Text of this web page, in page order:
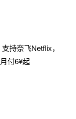
支持奈飞Netflix，
付6¥起